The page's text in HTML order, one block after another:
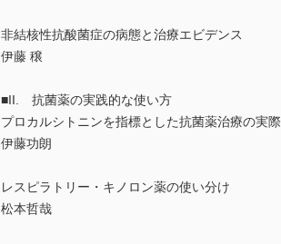
非結核性抗酸菌症の病態と治療エビデンス
伊藤 穣
■II. 抗菌薬の実践的な使い方
プロカルシトニンを指標とした抗菌薬治療の実際
伊藤功朗
レスピラトリー・キノロン薬の使い分け
松本哲哉